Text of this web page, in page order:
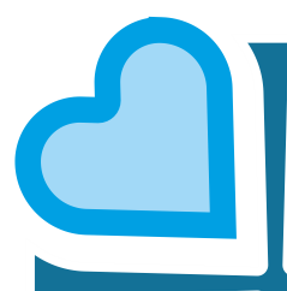
ПЕНЗЕНСКАЯ И
ПЕНЗЕНСКАЯ И